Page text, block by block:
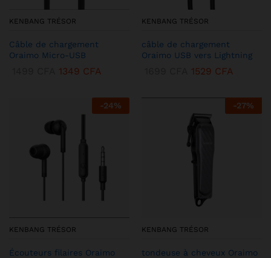
KENBANG TRÉSOR
Câble de chargement
Oraimo Micro-USB
1349 CFA
KENBANG TRÉSOR
câble de chargement
Oraimo USB vers Lightning
1529 CFA
-24%
KENBANG TRÉSOR
Écouteurs filaires Oraimo
-27%
KENBANG TRÉSOR
tondeuse à cheveux Oraimo